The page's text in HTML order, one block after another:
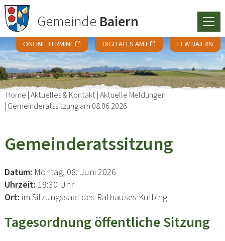
ONLINE TERMINE DIGITALES AMT FFW BAIERN
Gemeinde Baiern
Home |Aktuelles & Kontakt|Aktuelle Meldungen
| Gemeinderatssitzung am 08.06.2026
Gemeinderatssitzung
Datum: Montag, 08. Juni 2026
Uhrzeit: 19:30 Uhr
Ort: im Sitzungssaal des Rathauses Kulbing
Tagesordnung öffentliche Sitzung